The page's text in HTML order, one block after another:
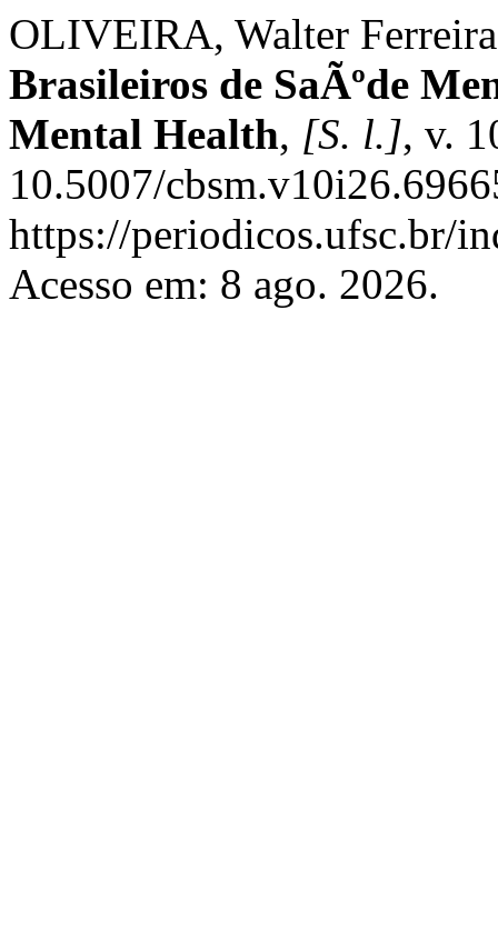
OLIVEIRA, Walter
Brasileiros de SaÃºde
Mental Health, [S. l.], v.
10.5007/
https://periodicos.ufsc.br/
Acesso em: 8 ago. 2026.